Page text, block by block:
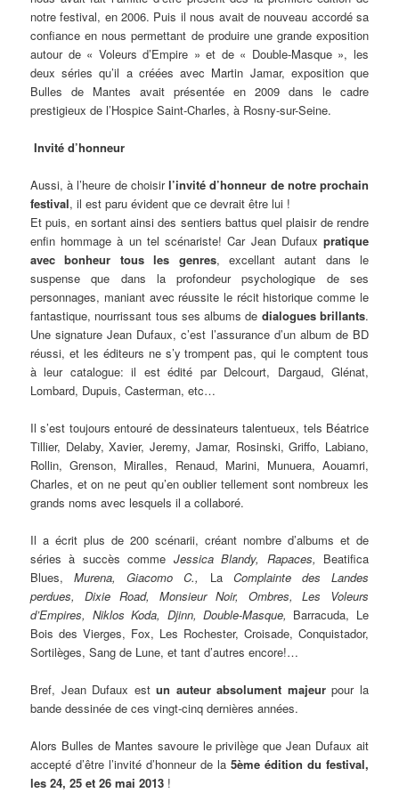
notre festival, en 2006. Puis il nous avait de nouveau accordé sa
confiance en nous permettant de produire une grande exposition
autour de « Voleurs d’Empire » et de « Double-Masque », les
deux séries qu’il a créées avec Martin Jamar, exposition que
Bulles de Mantes avait présentée en 2009 dans le cadre
prestigieux de l’Hospice Saint-Charles, à Rosny-sur-Seine.
Invité d’honneur
Aussi, à l’heure de choisirl’invité d’honneur de notre prochain
festival, il est paru évident que ce devrait être lui !
Et puis, en sortant ainsi des sentiers battus quel plaisir de rendre
enfin hommage à un tel scénariste! Car Jean Dufaux pratique
avec bonheur tous les genres, excellant autant dans le
suspense que dans la profondeur psychologique de ses
personnages, maniant avec réussite le récit historique comme le
fantastique, nourrissant tous ses albums de dialogues brillants.
Une signature Jean Dufaux, c’est l’assurance d’un album de BD
réussi, et les éditeurs ne s’y trompent pas, qui le comptent tous
à leur catalogue: il est édité par Delcourt, Dargaud, Glénat,
Lombard, Dupuis, Casterman, etc…
Il s’est toujours entouré de dessinateurs talentueux, tels Béatrice
Tillier, Delaby, Xavier, Jeremy, Jamar, Rosinski, Griffo, Labiano,
Rollin, Grenson, Miralles, Renaud, Marini, Munuera, Aouamri,
Charles, et on ne peut qu’en oublier tellement sont nombreux les
grands noms avec lesquels il a collaboré.
Il a écrit plus de 200 scénarii, créant nombre d’albums et de
séries à succès comme Jessica Blandy, Rapaces, Beatifica
Blues,Murena, Giacomo C., La Complainte des Landes
perdues, Dixie Road, Monsieur Noir, Ombres,
Les Voleurs
d’Empires, Niklos Koda, Djinn, Double-Masque, Barracuda, Le
Bois des Vierges, Fox, Les Rochester, Croisade, Conquistador,
Sortilèges, Sang de Lune, et tant d’autres encore!…
Bref, Jean Dufaux estun auteur absolument majeurpour la
bande dessinée de ces vingt-cinq dernières années.
Alors Bulles de Mantes savoure le privilège que Jean Dufaux ait
accepté d’être l’invité d’honneur de la 5ème édition du festival,
les 24, 25 et 26 mai 2013 !